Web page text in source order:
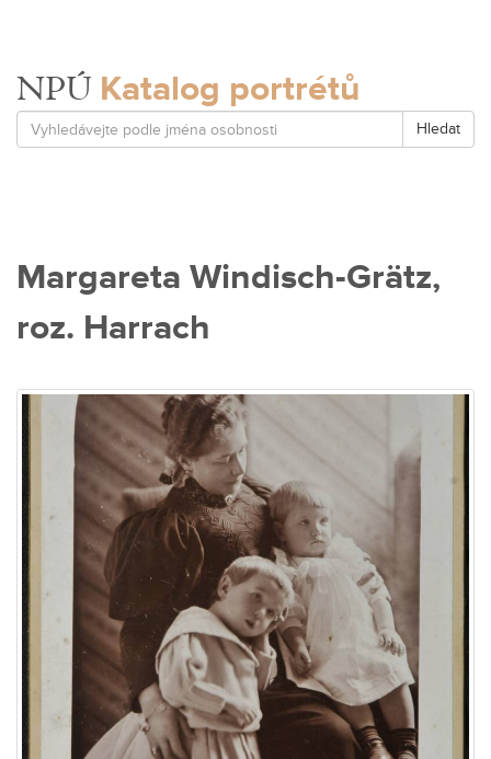
NPÚ Katalog portrétů
Hledat
Margareta Windisch-Grätz,
roz. Harrach